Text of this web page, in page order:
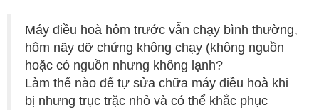
Máy điều hoà hôm trước vẫn chạy bình thường,
hôm nãy dỡ chứng không chạy (không nguồn
hoặc có nguồn nhưng không lạnh?
Làm thế nào để tự sửa chữa máy điều hoà khi
bị nhưng trục trặc nhỏ và có thể khắc phục